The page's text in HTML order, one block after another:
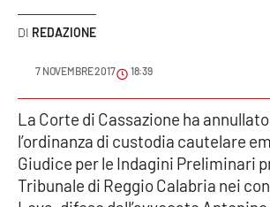
Meteo
Editoriali
REDAZIONE
7 NOVEMBRE 2017 18:39
La Corte di Cassazione ha
l’ordinanza di custodia cautelare
Giudice per le Indagini Preliminari
Tribunale di Reggio Calabria nei